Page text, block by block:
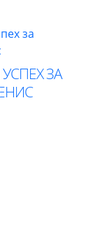
ЗА